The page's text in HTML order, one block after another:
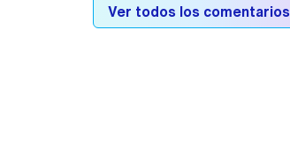
Ver todos los comentarios